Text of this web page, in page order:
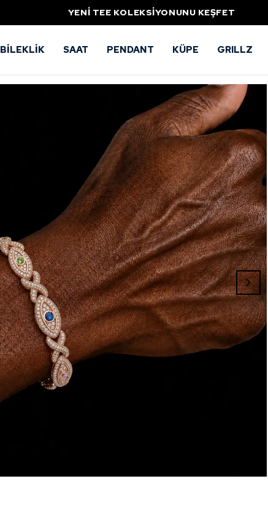
YENİ TEE KOLEKSİYONUNU KEŞFET
BİLEKLİK SAAT PENDANT KÜPE GRILLZ